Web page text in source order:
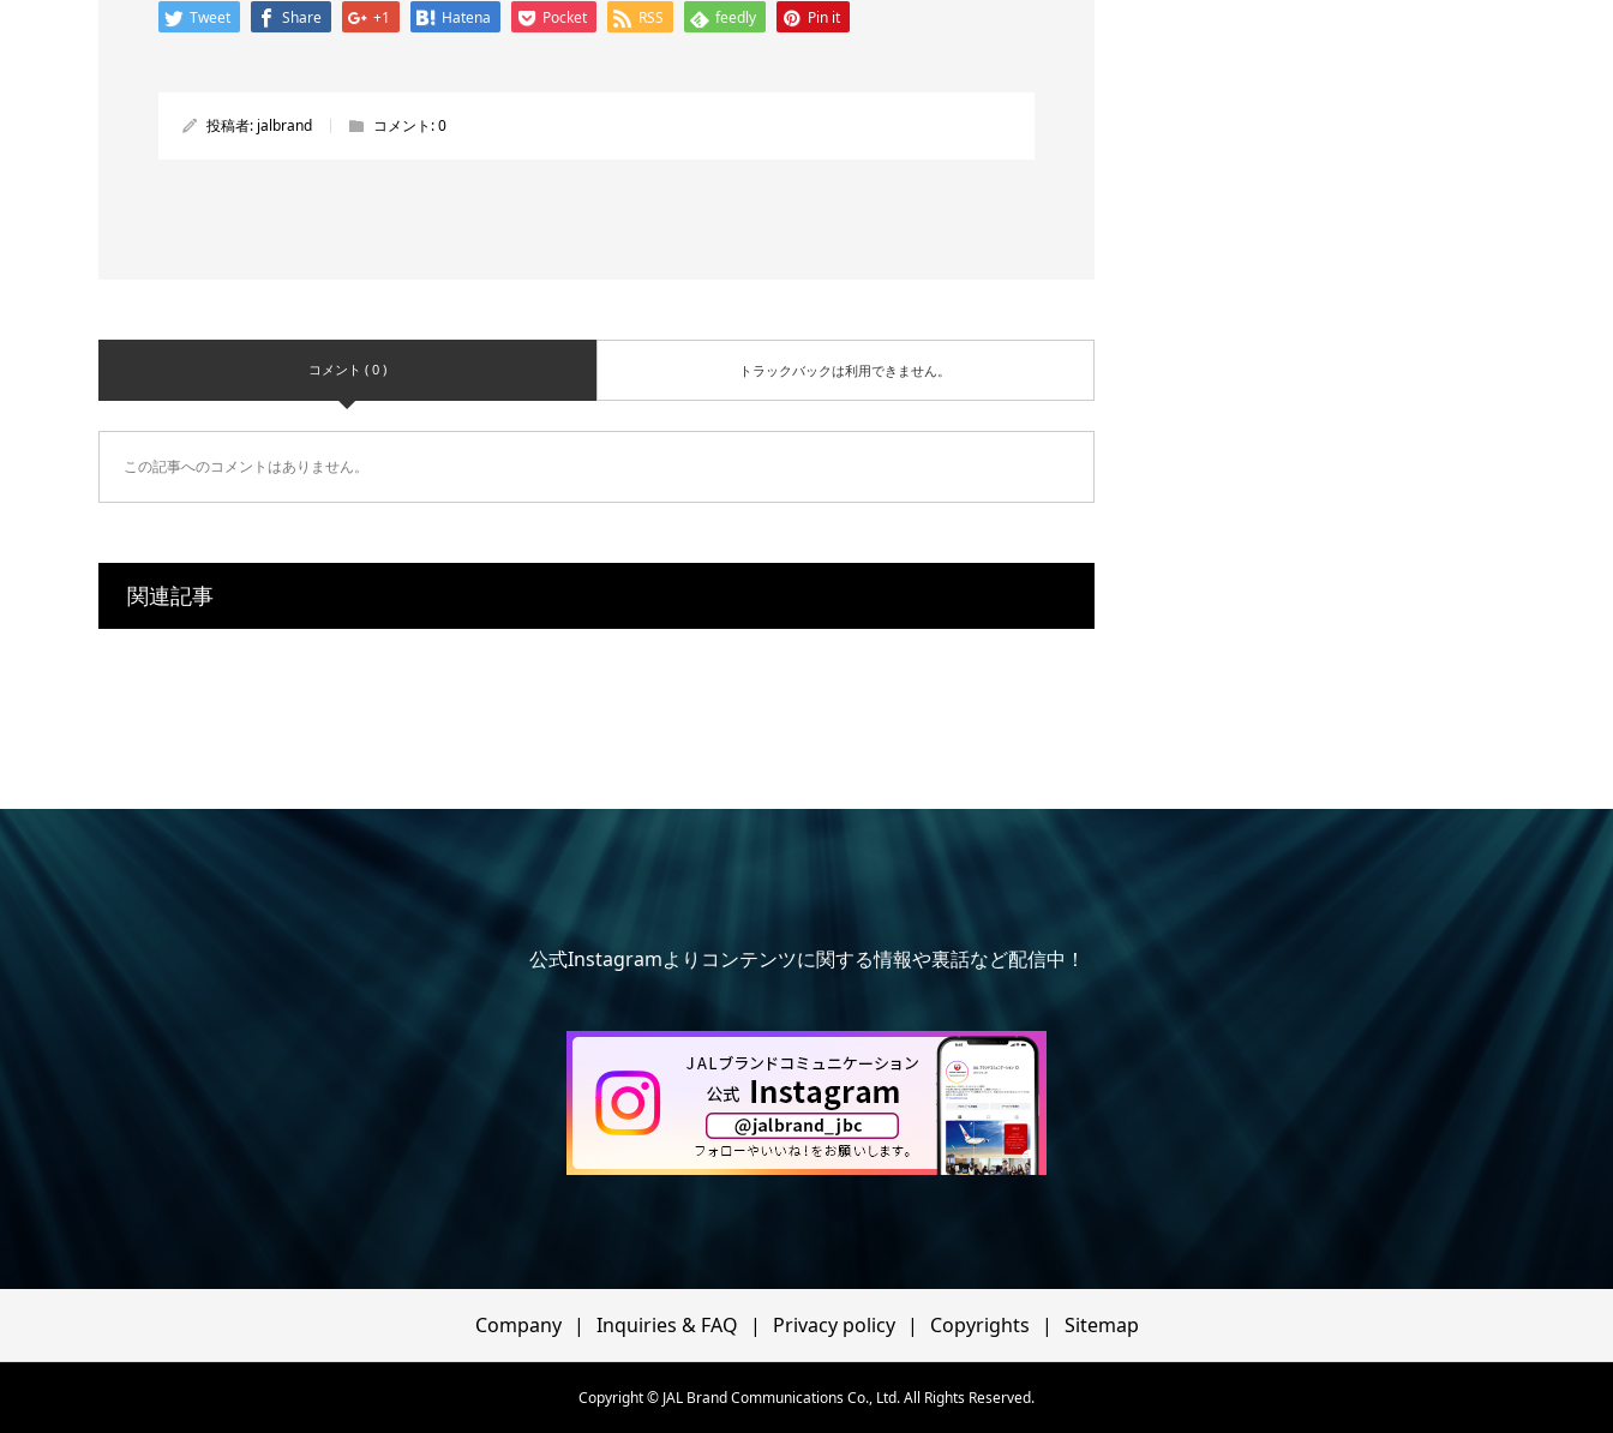
Tweet Share +1 Hatena Pocket RSS feedly Pin it
投稿者: jalbrand コメント:0
コメント ( 0 ) トラックバックは利用できません。
この記事へのコメントはありません。
関連記事
公式Instagramよりコンテンツに関する情報や裏話など配信中！
Company Inquiries & FAQ Privacy policy Copyrights Sitemap
Copyright © JAL Brand Communications Co., Ltd. All Rights Reserved.